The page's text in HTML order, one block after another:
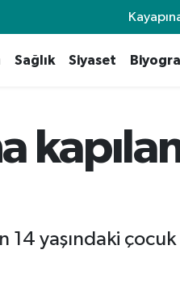
Sağlık Siyaset
yaşındaki çocuk